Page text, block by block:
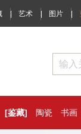
| 艺术 | 图片 |
[鉴藏] 陶瓷 书画